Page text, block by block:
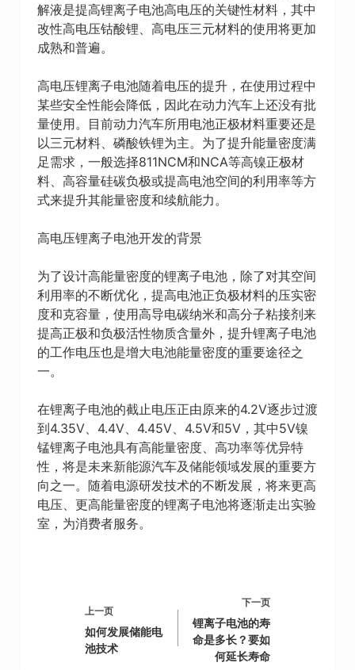
解液是提高锂离子电池高电压的关键性材料，其中
改性高电压钴酸锂、高电压三元材料的使用将更加
成熟和普遍。
高电压锂离子电池随着电压的提升，在使用过程中
某些安全性能会降低，因此在动力汽车上还没有批
量使用。目前动力汽车所用电池正极材料重要还是
以三元材料、磷酸铁锂为主。为了提升能量密度满
足需求，一般选择811NCM和NCA等高镍正极材
料、高容量硅碳负极或提高电池空间的利用率等方
式来提升其能量密度和续航能力。
高电压锂离子电池开发的背景
为了设计高能量密度的锂离子电池，除了对其空间
利用率的不断优化，提高电池正负极材料的压实密
度和克容量，使用高导电碳纳米和高分子粘接剂来
提高正极和负极活性物质含量外，提升锂离子电池
的工作电压也是增大电池能量密度的重要途径之
一。
在锂离子电池的截止电压正由原来的4.2V逐步过渡
到4.35V、4.4V、4.45V、4.5V和5V，其中5V镍
锰锂离子电池具有高能量密度、高功率等优异特
性，将是未来新能源汽车及储能领域发展的重要方
向之一。随着电源研发技术的不断发展，将来更高
电压、更高能量密度的锂离子电池将逐渐走出实验
室，为消费者服务。
上一页
如何发展储能电
池技术
下一页
锂离子电池的寿
命是多长？要如
何延长寿命